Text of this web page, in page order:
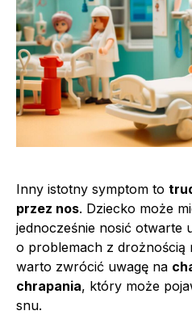
Inny istotny symptom to
przez nos. Dziecko może
jednocześnie nosić otwarte
o problemach z drożnością
warto zwrócić uwagę na
chrapania, który może
snu.